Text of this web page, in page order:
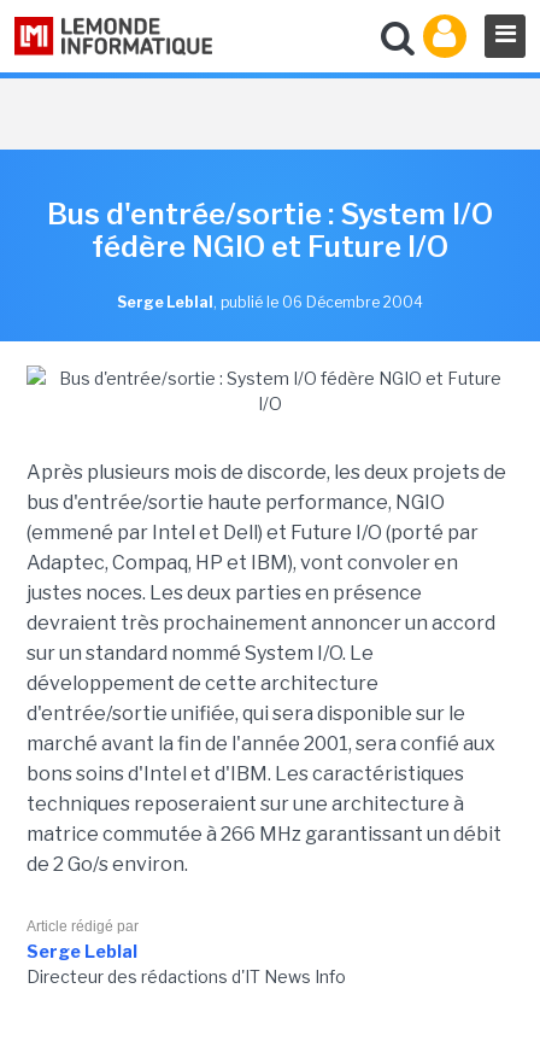
Bus d'entrée/sortie : System I/O
fédère NGIO et Future I/O
Serge Leblal , publié le 06 Décembre 2004
Après plusieurs mois de discorde, les deux projets de
bus d'entrée/sortie haute performance, NGIO
(emmené par Intel et Dell) et Future I/O (porté par
Adaptec, Compaq, HP et IBM), vont convoler en
justes noces. Les deux parties en présence
devraient très prochainement annoncer un accord
sur un standard nommé System I/O. Le
développement de cette architecture
d'entrée/sortie unifiée, qui sera disponible sur le
marché avant la fin de l'année 2001, sera confié aux
bons soins d'Intel et d'IBM. Les caractéristiques
techniques reposeraient sur une architecture à
matrice commutée à 266 MHz garantissant un débit
de 2 Go/s environ.
Article rédigé par
Serge Leblal
Directeur des rédactions d'IT News Info